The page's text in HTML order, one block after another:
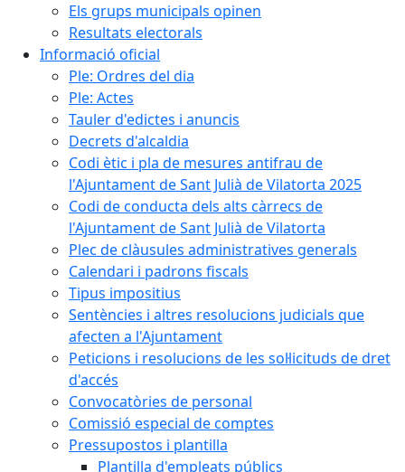
Els grups municipals opinen
Resultats electorals
Informació oficial
Ple: Ordres del dia
Ple: Actes
Tauler d'edictes i anuncis
Decrets d'alcaldia
Codi ètic i pla de mesures antifrau de
l'Ajuntament de Sant Julià de Vilatorta 2025
Codi de conducta dels alts càrrecs de
l'Ajuntament de Sant Julià de Vilatorta
Plec de clàusules administratives generals
Calendari i padrons fiscals
Tipus impositius
Sentències i altres resolucions judicials que
afecten a l'Ajuntament
Peticions i resolucions de les sol·licituds de dret
d'accés
Convocatòries de personal
Comissió especial de comptes
Pressupostos i plantilla
Plantilla d'empleats públics